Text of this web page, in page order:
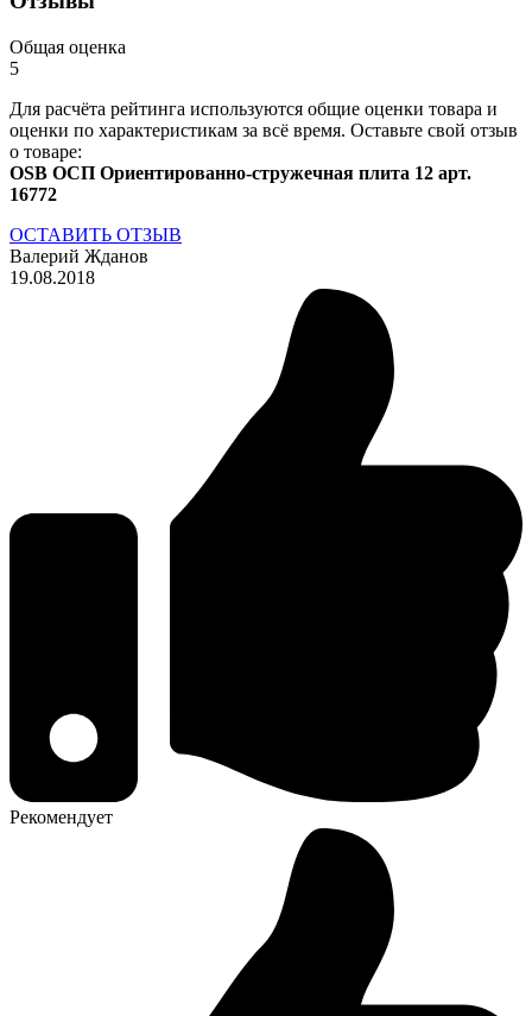
Общая оценка
5
Для расчёта рейтинга используются общие оценки товара и
оценки по характеристикам за всё время. Оставьте свой отзыв
о товаре:
OSB ОСП Ориентированно-стружечная плита 12 арт.
16772
ОСТАВИТЬ ОТЗЫВ
Валерий Жданов
19.08.2018
Рекомендует